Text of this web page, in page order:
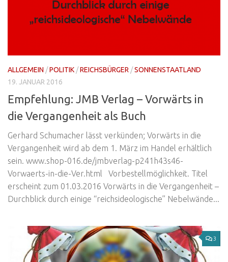
ALLGEMEIN /POLITIK /REICHSBÜRGER /SONNENSTAATLAND
19. JANUAR 2016
Empfehlung: JMB Verlag – Vorwärts in
die Vergangenheit als Buch
Gerhard Schumacher lässt verkünden; Vorwärts in die
Vergangenheit wird ab dem 1. März im Handel erhältlich
sein. www.shop-016.de/jmbverlag-p241h43s46-
Vorwaerts-in-die-Ver.html Vorbestellmöglichkeit. Titel
erscheint zum 01.03.2016 Vorwärts in die Vergangenheit –
Durchblick durch einige “reichsideologische” Nebelwände...
3